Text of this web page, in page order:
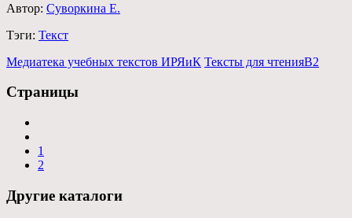
Автор: Суворкина Е.
Тэги: Текст
Медиатека учебных текстов ИРЯиК Тексты для чтенияB2
Страницы
1
2
Другие каталоги